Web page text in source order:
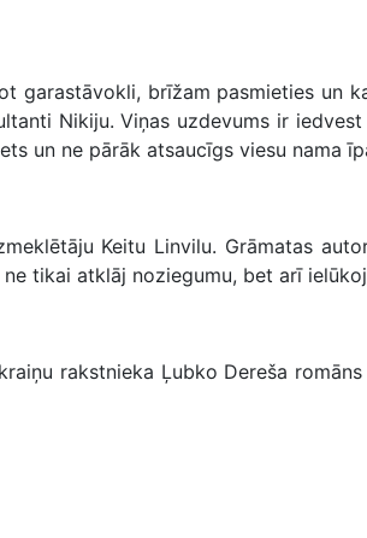
garastāvokli, brīžam pasmieties un
Nikiju. Viņas uzdevums ir
un ne pārāk atsaucīgs viesu nama
Keitu Linvilu. Grāmatas
tikai atklāj noziegumu, bet arī
rakstnieka Ļubko Dereša romāns